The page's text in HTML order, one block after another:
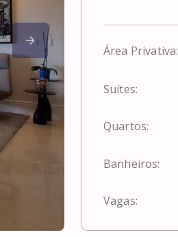
Área Privativa:
Suítes:
Quartos:
Banheiros:
Vagas: